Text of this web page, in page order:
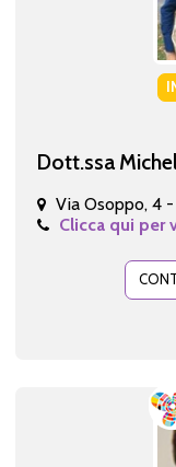
Dott.ssa
Via Osoppo, 4 -
Clicca qui per